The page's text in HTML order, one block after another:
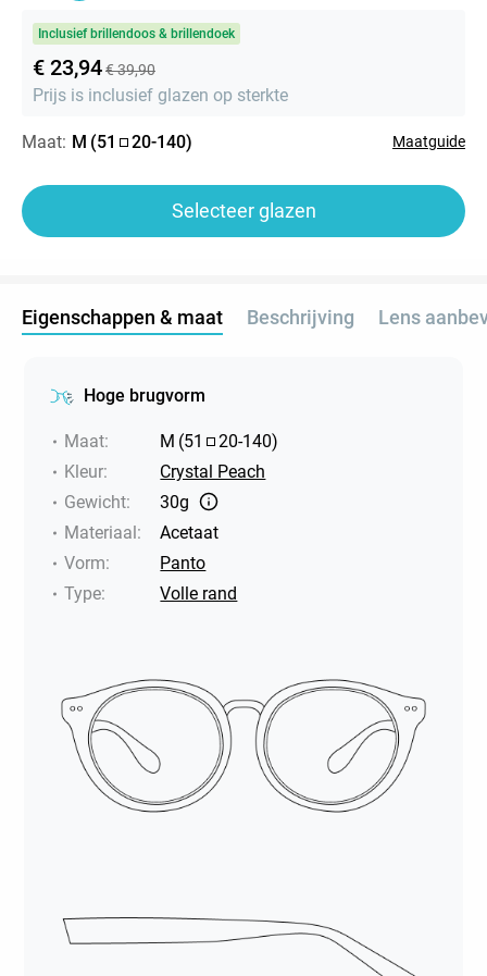
Inclusief brillendoos & brillendoek
€ 23,94€ 39,90
Prijs is inclusief glazen op sterkte
Maat: M (51 20-140) Maatguide
Selecteer glazen
Eigenschappen & maat Beschrijving Lens
Hoge brugvorm
Maat: M (51 20-140)
Kleur:
Crystal Peach
Gewicht:
30g
Materiaal:
Acetaat
Vorm:
Panto
Type: Volle rand